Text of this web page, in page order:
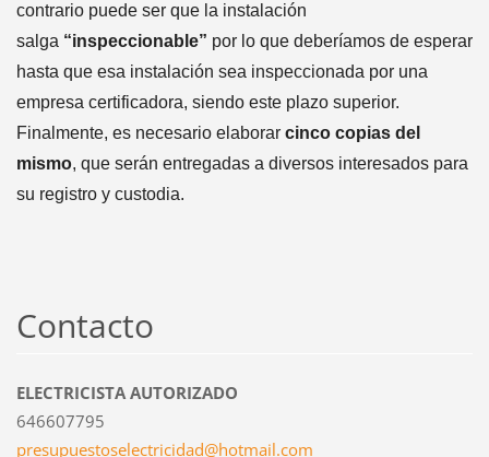
contrario puede ser que la instalación
salga “inspeccionable” por lo que deberíamos de esperar
hasta que esa instalación sea inspeccionada por una
empresa certificadora, siendo este plazo superior.
Finalmente, es necesario elaborar cinco copias del
mismo, que serán entregadas a diversos interesados para
su registro y custodia.
Contacto
ELECTRICISTA AUTORIZADO
646607795
presupuestoselectricidad@hotmail.com